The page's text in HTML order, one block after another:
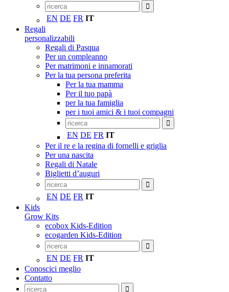
EN DE FR IT
Regali
personalizzabili
Regali di Pasqua
Per un compleanno
Per matrimoni e innamorati
Per la tua persona preferita
Per la tua mamma
Per il tuo papà
per la tua famiglia
per i tuoi amici & i tuoi compagni
EN DE FR IT
Per il re e la regina di fornelli e griglia
Per una nascita
Regali di Natale
Biglietti d’auguri
EN DE FR IT
Kids
Grow Kits
ecobox Kids-Edition
ecogarden Kids-Edition
EN DE FR IT
Conoscici meglio
Contatto